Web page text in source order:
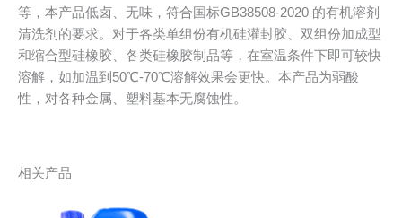
等，本产品低卤、无味，符合国标GB38508-2020 的有机溶剂
清洗剂的要求。对于各类单组份有机硅灌封胶、双组份加成型
和缩合型硅橡胶、各类硅橡胶制品等，在室温条件下即可较快
溶解，如加温到50℃-70℃溶解效果会更快。本产品为弱酸
性，对各种金属、塑料基本无腐蚀性。
相关产品